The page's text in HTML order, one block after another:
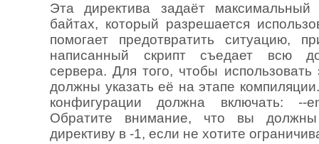
Эта директива задаёт
байтах, который разрешается
помогает предотвратить ситуацию,
написанный скрипт съедает всю
сервера. Для того, чтобы использовать
должны указать её на этапе
конфигурации должна включать: --
Обратите внимание, что вы должны
директиву в -1, если не хотите